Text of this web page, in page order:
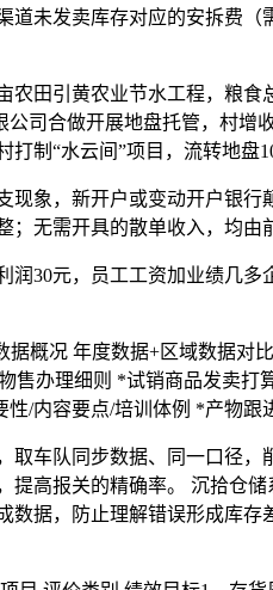
道未发卖库存对应的安拆费
引黄农业节水工程，粮食
司合做开展地盘托管，村
制“水云间”项目，流转地
，新开户或变动开户银行
无需开具的散单收入，均
元，员工工资加业绩几多
况​ 年度数据+区域数据对比​
售办理细则​ *试销商品发卖
/内容要点/培训体例​ *产物跟
队同步数据、同一口径，
提高报关的精确率。 沉拾仓
据，防止理解错误形成库